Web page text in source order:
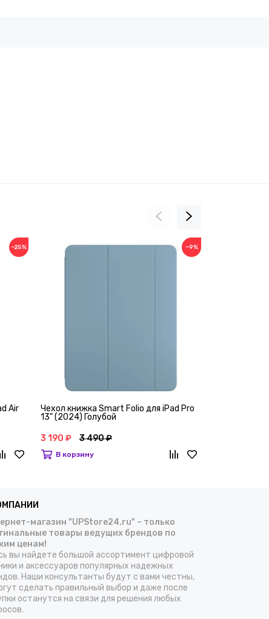
−25%
Air
−9%
Чехол книжка Smart Folio для iPad Pro
13" (2024) Голубой
3 190 ₽ 3 490 ₽
В корзину
магазин "UPStore24.ru" – только
товары ведущих брендов по
ценам!
вы найдете большой ассортимент цифровой
и аксессуаров популярных надежных
Наши консультанты будут с вами честны,
сделать правильный выбор и даже после
останутся на связи для решения любых